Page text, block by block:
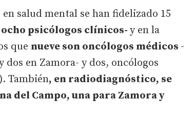
salud mental se han fidelizado 15
psicólogos clínicos- y en la
que nueve son oncólogos médicos -
dos en Zamora- y dos, oncólogos
También, en radiodiagnóstico, se
del Campo, una para Zamora y